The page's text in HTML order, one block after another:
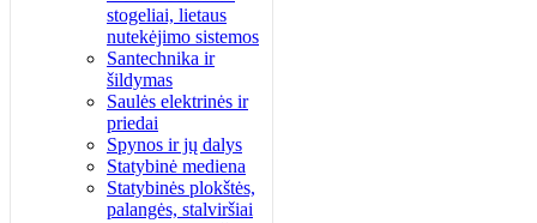
stogeliai, lietaus
nutekėjimo sistemos
Santechnika ir
šildymas
Saulės elektrinės ir
priedai
Spynos ir jų dalys
Statybinė mediena
Statybinės plokštės,
palangės, stalviršiai